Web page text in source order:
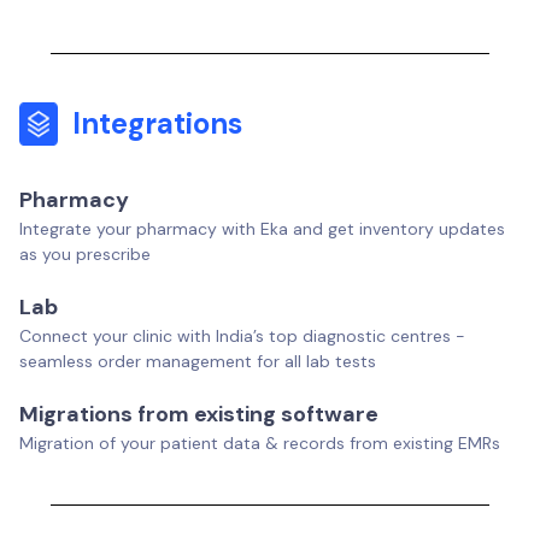
Integrations
Pharmacy
Integrate your pharmacy with Eka and get inventory updates
as you prescribe
Lab
Connect your clinic with India’s top diagnostic centres -
seamless order management for all lab tests
Migrations from existing software
Migration of your patient data & records from existing EMRs